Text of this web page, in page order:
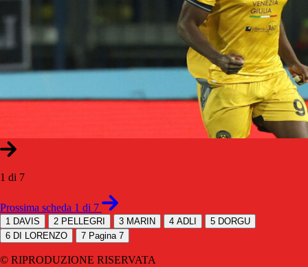
1 di 7
Prossima scheda 1 di 7
1 DAVIS 2 PELLEGRI 3 MARIN 4 ADLI 5 DORGU
6 DI LORENZO 7 Pagina 7
© RIPRODUZIONE RISERVATA